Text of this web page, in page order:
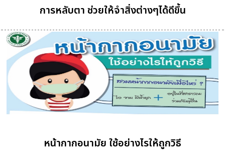
การหลับตา ช่วยให้จำสิ่งต่างๆได้ดีขึ้น
หน้ากากอนามัย ใช้อย่างไรให้ถูกวิธี